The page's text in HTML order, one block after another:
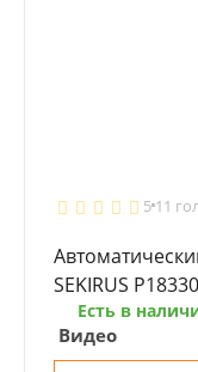
5 11
SEKIRUS
Есть в
Видео